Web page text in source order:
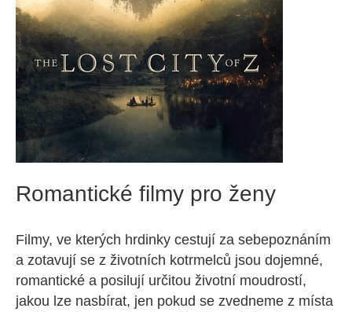
Romantické filmy pro ženy
Filmy, ve kterých hrdinky cestují za sebepoznáním
a zotavují se z životních kotrmelců jsou dojemné,
romantické a posilují určitou životní moudrostí,
jakou lze nasbírat, jen pokud se zvedneme z místa